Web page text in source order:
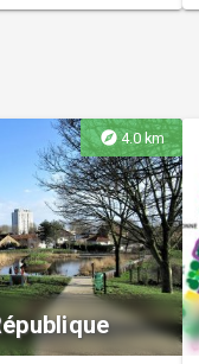
explore4.0 km